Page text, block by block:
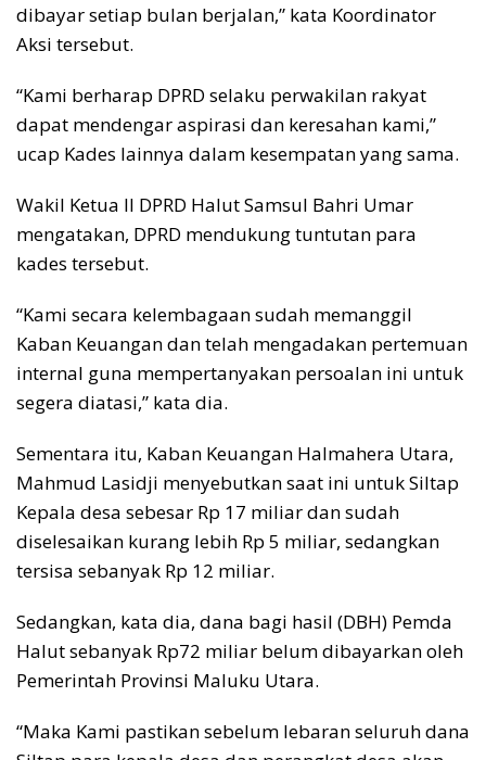
dibayar setiap bulan berjalan,” kata Koordinator
Aksi tersebut.
“Kami berharap DPRD selaku perwakilan rakyat
dapat mendengar aspirasi dan keresahan kami,”
ucap Kades lainnya dalam kesempatan yang sama.
Wakil Ketua II DPRD Halut Samsul Bahri Umar
mengatakan, DPRD mendukung tuntutan para
kades tersebut.
“Kami secara kelembagaan sudah memanggil
Kaban Keuangan dan telah mengadakan pertemuan
internal guna mempertanyakan persoalan ini untuk
segera diatasi,” kata dia.
Sementara itu, Kaban Keuangan Halmahera Utara,
Mahmud Lasidji menyebutkan saat ini untuk Siltap
Kepala desa sebesar Rp 17 miliar dan sudah
diselesaikan kurang lebih Rp 5 miliar, sedangkan
tersisa sebanyak Rp 12 miliar.
Sedangkan, kata dia, dana bagi hasil (DBH) Pemda
Halut sebanyak Rp72 miliar belum dibayarkan oleh
Pemerintah Provinsi Maluku Utara.
“Maka Kami pastikan sebelum lebaran seluruh dana